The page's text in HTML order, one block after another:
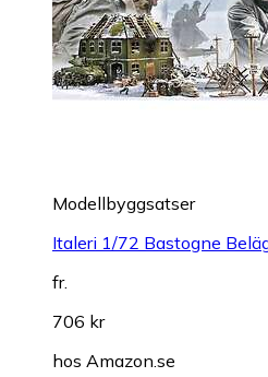
Modellbyggsatser
Italeri 1/72 Bastogne
fr.
706 kr
hos Amazon.se